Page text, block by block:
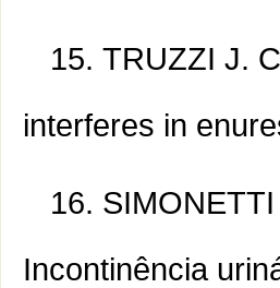
TRUZZI J.
interferes in
Incontinência